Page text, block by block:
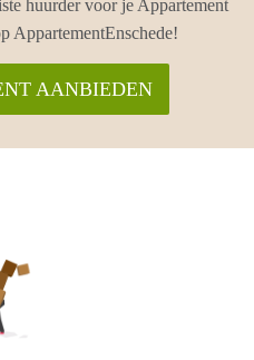
huurder voor je Appartement
AppartementEnschede!
AANBIEDEN